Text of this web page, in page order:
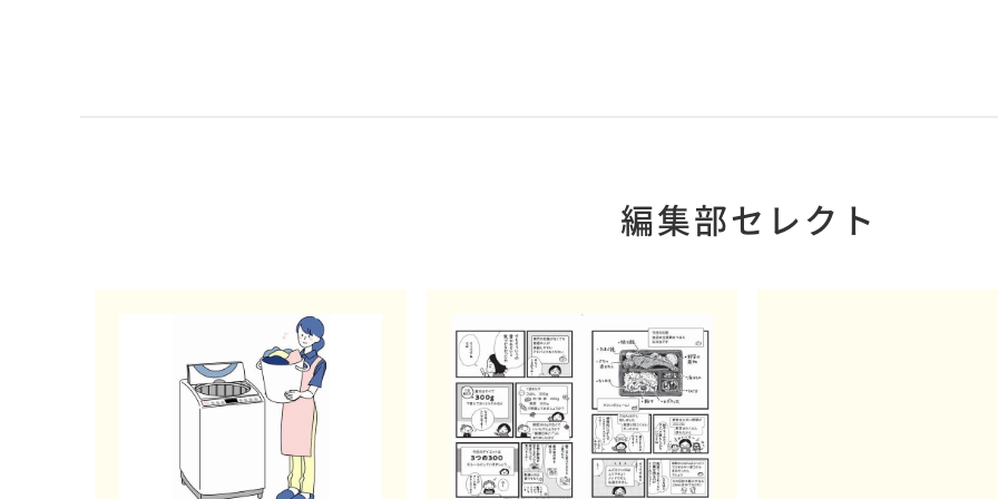
編集部セレクト